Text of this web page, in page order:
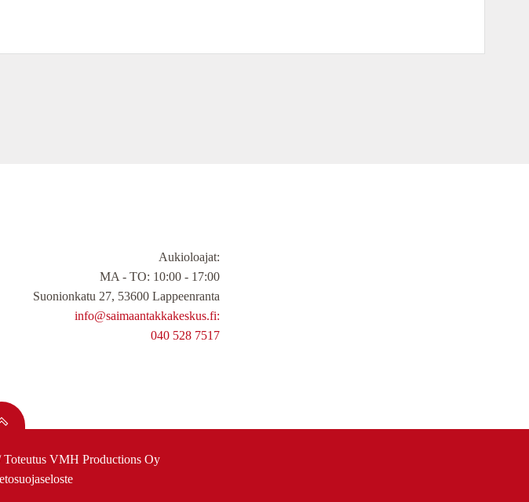
Aukioloajat:
MA - TO: 10:00 - 17:00
Suonionkatu 27, 53600 Lappeenranta
info@saimaantakkakeskus.fi:
040 528 7517
VMH Productions Oy